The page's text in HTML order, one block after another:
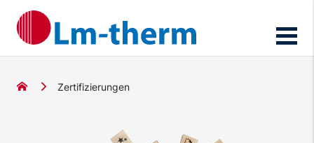
Zertifizierungen